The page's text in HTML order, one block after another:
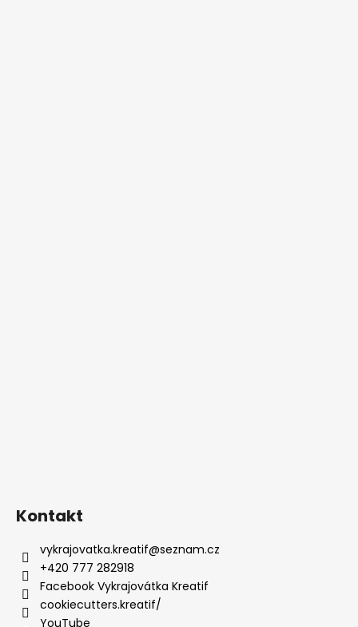
Kontakt
vykrajovatka.kreatif@seznam.cz
+420 777 282918
Facebook Vykrajovátka Kreatif
cookiecutters.kreatif/
YouTube